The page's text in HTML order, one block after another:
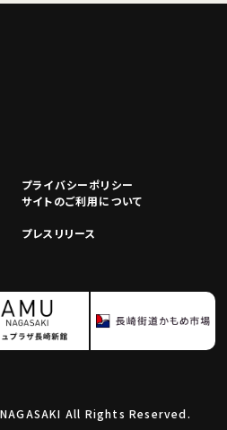
プライバシーポリシー
サイトのご利用について
プレスリリース
All Rights Reserved.